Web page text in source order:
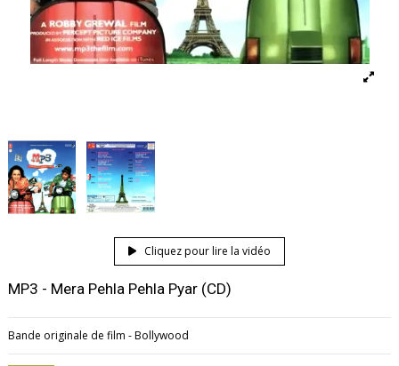
Cliquez pour lire la vidéo
MP3 - Mera Pehla Pehla Pyar (CD)
Bande originale de film - Bollywood